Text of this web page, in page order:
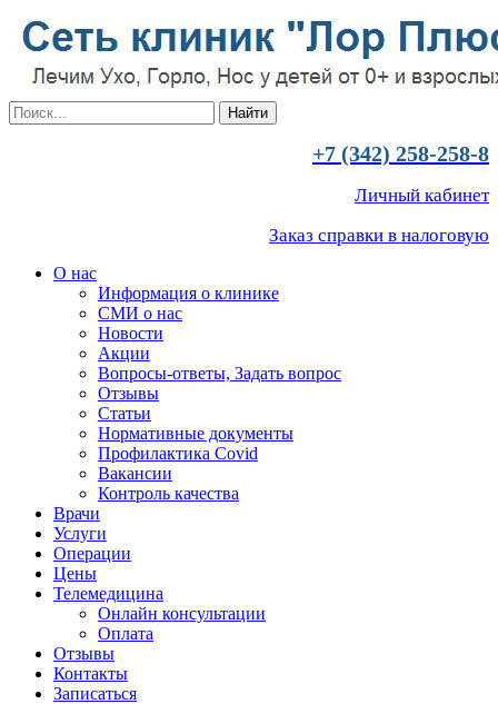
+7 (342) 258-258-8
Личный кабинет
Заказ справки в налоговую
О нас
Информация о клинике
СМИ о нас
Новости
Акции
Вопросы-ответы, Задать вопрос
Отзывы
Статьи
Нормативные документы
Профилактика Covid
Вакансии
Контроль качества
Врачи
Услуги
Операции
Цены
Телемедицина
Онлайн консультации
Оплата
Отзывы
Контакты
Записаться